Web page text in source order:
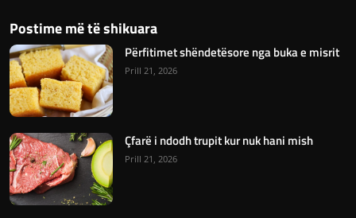
Postime më të shikuara
Përfitimet shëndetësore nga buka e misrit
Prill 21, 2026
Çfarë i ndodh trupit kur nuk hani mish
Prill 21, 2026